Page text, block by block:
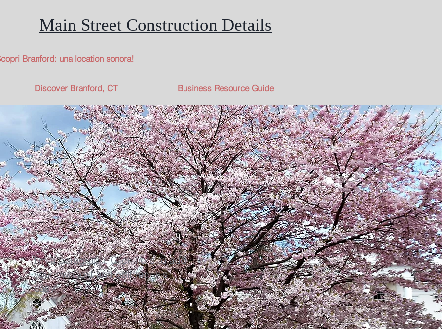
Main Street Construction Details
Branford: una location sonora!
Discover Branford, CT Business Resource Guide
I'm a paragraph. Click here to add
your own text and edit me. It's
easy.